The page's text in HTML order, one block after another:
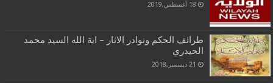
18 أغسطس,2019
طرائف الحكم ونوادر الاثار – اية الله السيد محمد
الحيدري
21 ديسمبر,2018